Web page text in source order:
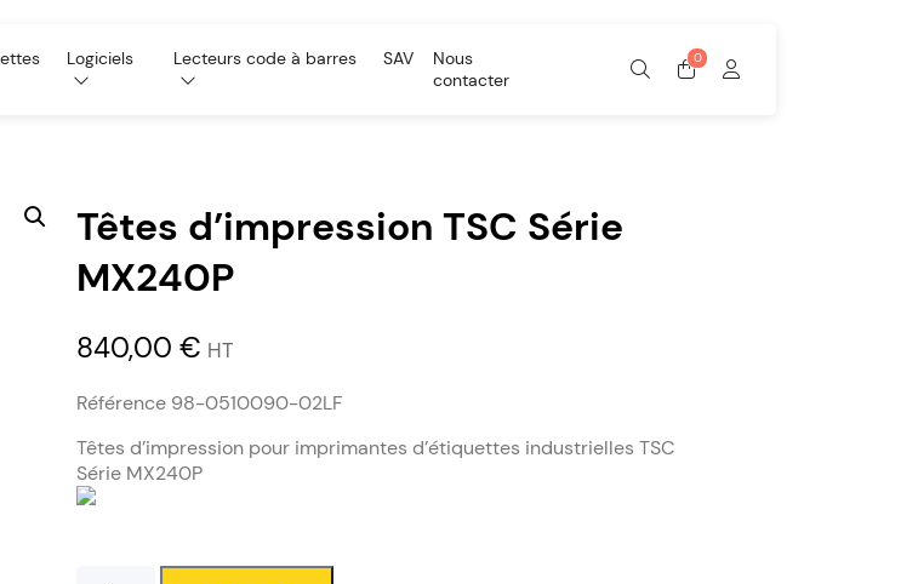
Logiciels Lecteurs code à barres SAV
Nous
contacter
Têtes d’impression TSC Série
MX240P
840,00 € HT
Référence 98-0510090-02LF
Têtes d’impression pour imprimantes d’étiquettes industrielles TSC
Série MX240P